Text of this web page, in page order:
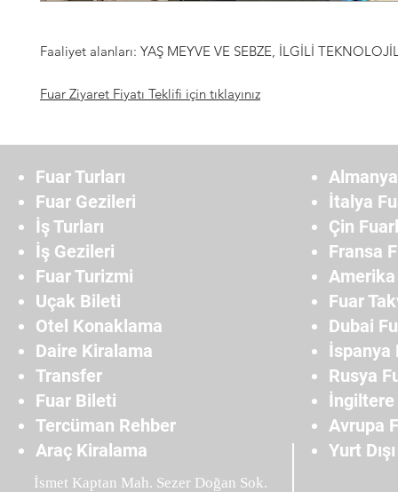
Faaliyet alanları: YAŞ MEYVE VE SEBZE, İLGİLİ
Fuar Ziyaret Fiyatı Teklifi için tıklayınız
Fuar Turları
Fuar Gezileri
İş Turları
İş Gezileri
Fuar Turizmi
Uçak Bileti
Otel Konaklama
Daire Kiralama
Transfer
Fuar Bileti
Tercüman Rehber
Araç Kiralama
İtalya
Çin
Fransa
Amerika
Fuar
Dubai
İspanya
Rusya
İngiltere
Avrupa
Yurt
İsmet Kaptan Mah. Sezer Doğan Sok.